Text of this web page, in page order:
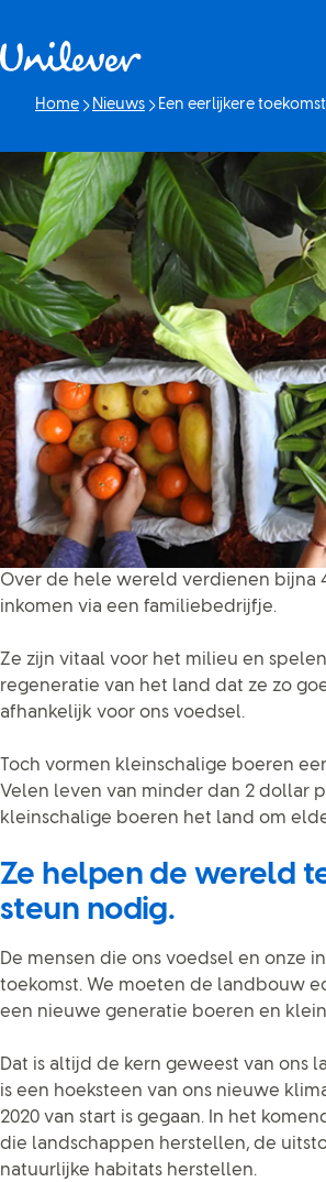
Home Nieuws
Huidige pagina:
Een eerlijkere
Over de hele wereld verdienen bijna
inkomen via een familiebedrijfje.
Ze zijn vitaal voor het milieu en
regeneratie van het land dat ze zo
afhankelijk voor ons voedsel.
Toch vormen kleinschalige boeren
Velen leven van minder dan 2 dollar
kleinschalige boeren het land om
Ze helpen de wereld
steun nodig.
De mensen die ons voedsel en onze
toekomst. We moeten de landbouw
een nieuwe generatie boeren en
Dat is altijd de kern geweest van ons
is een hoeksteen van ons nieuwe
2020 van start is gegaan. In het
die landschappen herstellen, de
natuurlijke habitats herstellen.